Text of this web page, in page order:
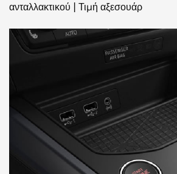
ανταλλακτικού | Τιμή αξεσουάρ